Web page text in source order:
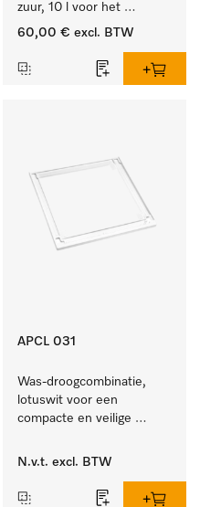
zuur, 10 l voor het
optimaal beschermen van
betrouwbare neutralisatie.
60,00 € excl. BTW
APCL 031
Was-droogcombinatie,
lotuswit voor een
compacte en veilige
droogzuil.
N.v.t. excl. BTW